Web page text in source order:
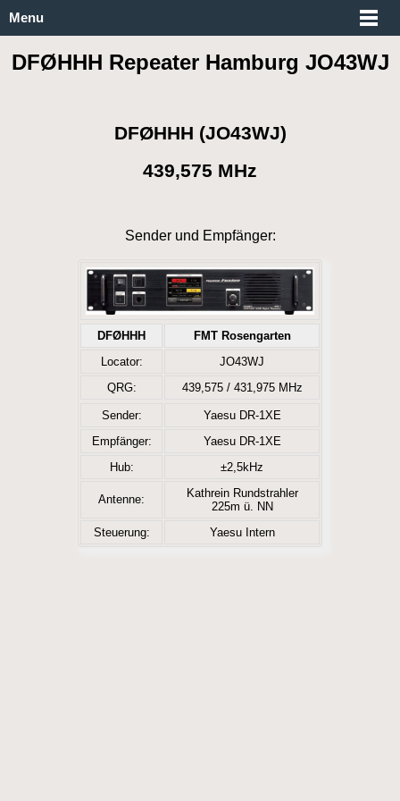
Menu
DFØHHH Repeater Hamburg JO43WJ
DFØHHH (JO43WJ)
439,575 MHz
Sender und Empfänger:
DFØHHH
FMT Rosengarten
Locator:
JO43WJ
QRG:
439,575 / 431,975 MHz
Sender:
Yaesu DR-1XE
Empfänger:
Yaesu DR-1XE
Hub:
±2,5kHz
Antenne:
Kathrein Rundstrahler
225m ü. NN
Steuerung:
Yaesu Intern